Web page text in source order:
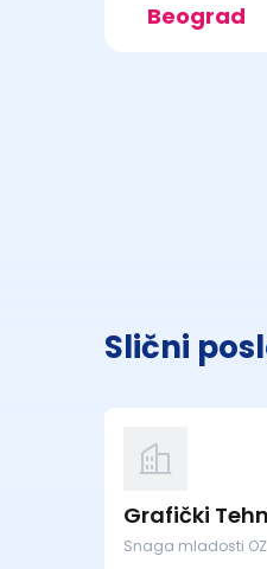
Beograd
Slični
Grafički
Snaga mladosti OZ